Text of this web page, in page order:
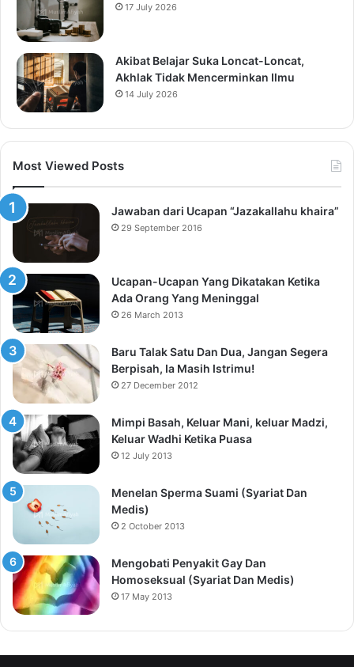
17 July 2026
Akibat Belajar Suka Loncat-Loncat,
Akhlak Tidak Mencerminkan Ilmu
14 July 2026
Most Viewed Posts
Jawaban dari Ucapan “Jazakallahu khaira”
29 September 2016
Ucapan-Ucapan Yang Dikatakan Ketika
Ada Orang Yang Meninggal
26 March 2013
Baru Talak Satu Dan Dua, Jangan Segera
Berpisah, Ia Masih Istrimu!
27 December 2012
Mimpi Basah, Keluar Mani, keluar Madzi,
Keluar Wadhi Ketika Puasa
12 July 2013
Menelan Sperma Suami (Syariat Dan
Medis)
2 October 2013
Mengobati Penyakit Gay Dan
Homoseksual (Syariat Dan Medis)
17 May 2013